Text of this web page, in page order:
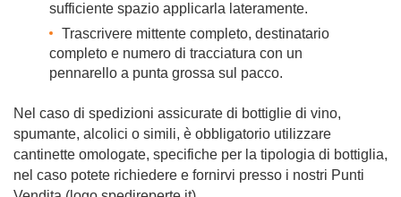
sufficiente spazio applicarla lateramente.
Trascrivere mittente completo, destinatario
completo e numero di tracciatura con un
pennarello a punta grossa sul pacco.
Nel caso di spedizioni assicurate di bottiglie di vino,
spumante, alcolici o simili, è obbligatorio utilizzare
cantinette omologate, specifiche per la tipologia di bottiglia,
nel caso potete richiedere e fornirvi presso i nostri Punti